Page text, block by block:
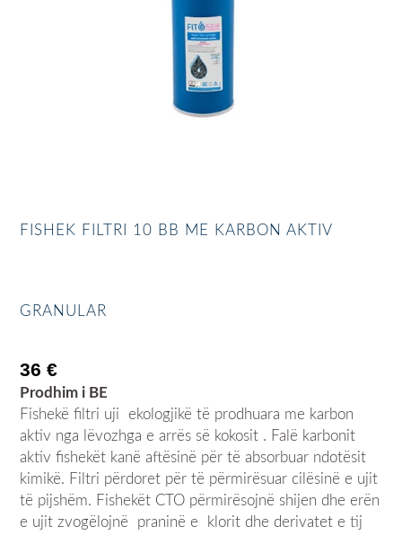
FISHEK FILTRI 10 BB ME KARBON AKTIV
GRANULAR
36€
Prodhim i BE
Fishekë filtri uji ekologjikë të prodhuara me karbon
aktiv nga lëvozhga e arrës së kokosit . Falë karbonit
aktiv fishekët kanë aftësinë për të absorbuar ndotësit
kimikë. Filtri përdoret për të përmirësuar cilësinë e ujit
të pijshëm. Fishekët CTO përmirësojnë shijen dhe erën
e ujit zvogëlojnë praninë e klorit dhe derivatet e tij